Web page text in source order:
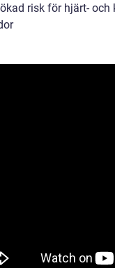
risk för hjärt-